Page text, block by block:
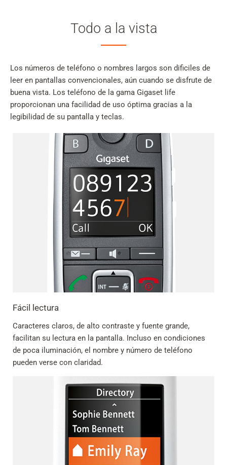
Todo a la vista
Los números de teléfono o nombres largos son dificiles de
leer en pantallas convencionales, aún cuando se disfrute de
buena vista. Los teléfono de la gama Gigaset life
proporcionan una facilidad de uso óptima gracias a la
legibilidad de su pantalla y teclas.
Fácil lectura
Caracteres claros, de alto contraste y fuente grande,
facilitan su lectura en la pantalla. Incluso en condiciones
de poca iluminación, el nombre y número de teléfono
pueden verse con claridad.